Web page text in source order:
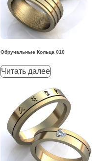
Обручальные Кольца 010
Читать далее